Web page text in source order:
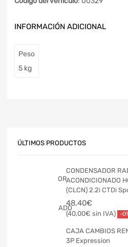
INFORMACIÓN ADICIONAL
Peso
5 kg
ÚLTIMOS PRODUCTOS
CONDENSADOR
ACONDICIONADO
(CLCN) 2.2i CTDi
48,40€
40,00€ -
CAJA CAMBIOS
3P Expression